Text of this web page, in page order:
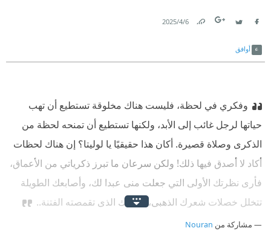
6‏/4‏/2025
أوافق
وفكري في لحظة، فليست هناك مخلوقة تستطيع أن تهب
حياتها لرجل غائب إلى الأبد، ولكنها تستطيع أن تمنحه لحظة من
الذكرى وصلاة قصيرة. أكان هذا حقيقيًا يا لوليتا؟ إن هناك لحظات
أكاد لا أصدق فيها ذلك! ولكن سرعان ما تبرز ذکریاتي من الأعماق،
فأرى نظرتك الأولى التي جعلت منى عبدا لك، وأصابعك الطويلة
تتخلل خصلات شعرك الذهبي، ووجهك الذي تقمصته الفتنة..‏
مشاركة من Nouran